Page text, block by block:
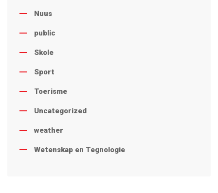
Nuus
public
Skole
Sport
Toerisme
Uncategorized
weather
Wetenskap en Tegnologie